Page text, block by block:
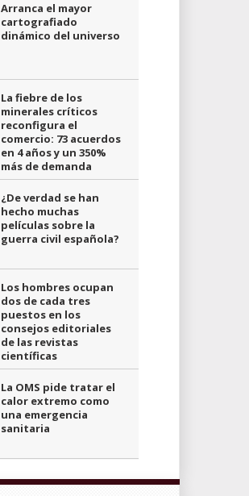
Arranca el mayor
cartografiado
dinámico del universo
La fiebre de los
minerales críticos
reconfigura el
comercio: 73 acuerdos
en 4 años y un 350%
más de demanda
¿De verdad se han
hecho muchas
películas sobre la
guerra civil española?
Los hombres ocupan
dos de cada tres
puestos en los
consejos editoriales
de las revistas
científicas
La OMS pide tratar el
calor extremo como
una emergencia
sanitaria